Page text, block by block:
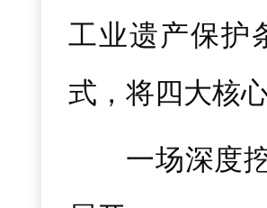
工业遗产保护
式，将四大核
一场深度